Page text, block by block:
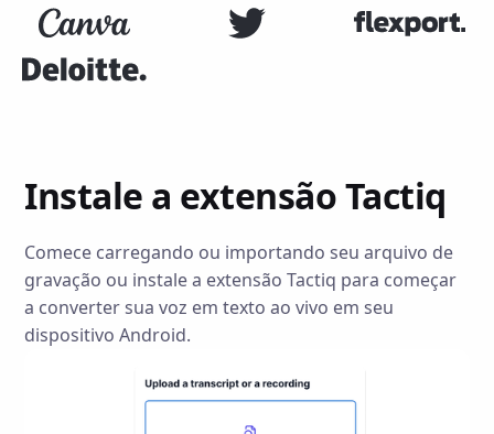
Instale a extensão Tactiq
Comece carregando ou importando seu arquivo de
gravação ou instale a extensão Tactiq para começar
a converter sua voz em texto ao vivo em seu
dispositivo Android.